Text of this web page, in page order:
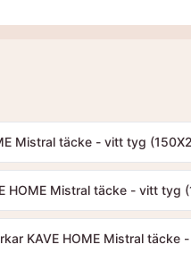
Mistral täcke - vitt tyg
HOME Mistral täcke - vitt tyg
KAVE HOME Mistral täcke